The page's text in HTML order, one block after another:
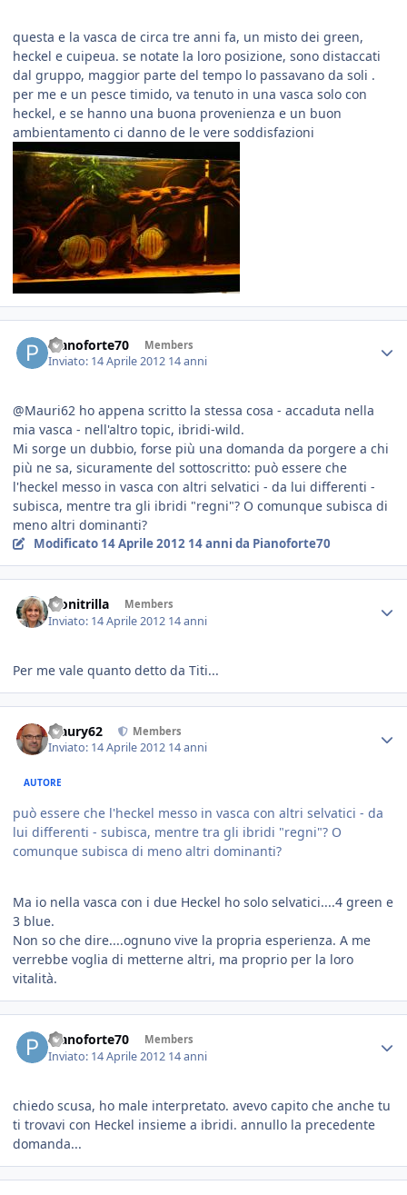
questa e la vasca de circa tre anni fa, un misto dei green,
heckel e cuipeua. se notate la loro posizione, sono distaccati
dal gruppo, maggior parte del tempo lo passavano da soli .
per me e un pesce timido, va tenuto in una vasca solo con
heckel, e se hanno una buona provenienza e un buon
ambientamento ci danno de le vere soddisfazioni
Pianoforte70 Members
Inviato: 14 Aprile 2012 14 anni
@Mauri62 ho appena scritto la stessa cosa - accaduta nella
mia vasca - nell'altro topic, ibridi-wild.
Mi sorge un dubbio, forse più una domanda da porgere a chi
più ne sa, sicuramente del sottoscritto: può essere che
l'heckel messo in vasca con altri selvatici - da lui differenti -
subisca, mentre tra gli ibridi "regni"? O comunque subisca di
meno altri dominanti?
Modificato 14 Aprile 2012 14 anni da Pianoforte70
Monitrilla Members
Inviato: 14 Aprile 2012 14 anni
Per me vale quanto detto da Titi...
Maury62 Members
Inviato: 14 Aprile 2012 14 anni
AUTORE
può essere che l'heckel messo in vasca con altri selvatici - da
lui differenti - subisca, mentre tra gli ibridi "regni"? O
comunque subisca di meno altri dominanti?
Ma io nella vasca con i due Heckel ho solo selvatici....4 green e
3 blue.
Non so che dire....ognuno vive la propria esperienza. A me
verrebbe voglia di metterne altri, ma proprio per la loro
vitalità.
Pianoforte70 Members
Inviato: 14 Aprile 2012 14 anni
chiedo scusa, ho male interpretato. avevo capito che anche tu
ti trovavi con Heckel insieme a ibridi. annullo la precedente
domanda...